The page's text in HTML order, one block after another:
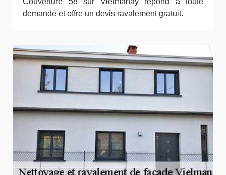
demande et offre un devis ravalement gratuit.